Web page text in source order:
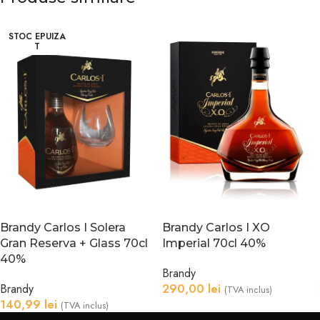
STOC EPUIZA
T
Brandy Carlos I Solera
Gran Reserva + Glass 70cl
40%
Brandy
140,99 lei (TVA inclus)
Brandy Carlos I XO
Imperial 70cl 40%
Brandy
290,00 lei (TVA inclus)